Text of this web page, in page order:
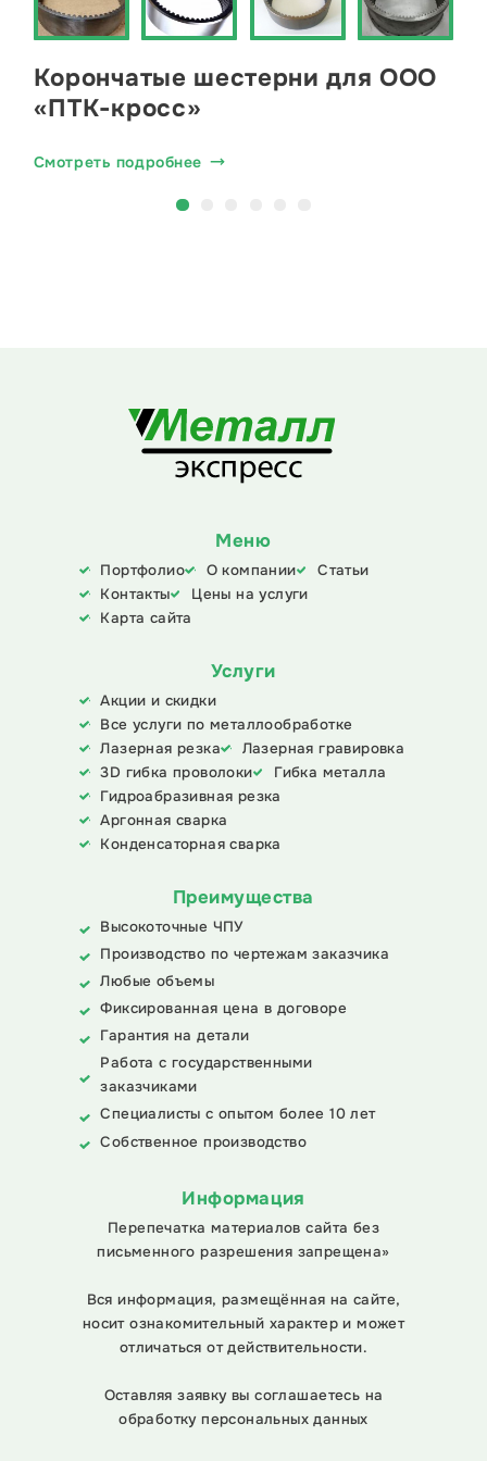
Корончатые шестерни для ООО
«ПТК-кросс»
Смотреть подробнее
Меню
Портфолио О компании
Статьи
Контакты
Цены на услуги
Карта сайта
Услуги
Акции и скидки
Все услуги по металлообработке
Лазерная резка
Лазерная гравировка
3D гибка проволоки
Гибка металла
Гидроабразивная резка
Аргонная сварка
Конденсаторная сварка
Преимущества
Высокоточные ЧПУ
Производство по чертежам заказчика
Любые объемы
Фиксированная цена в договоре
Гарантия на детали
Работа с государственными
заказчиками
Специалисты с опытом более 10 лет
Собственное производство
Информация
Перепечатка материалов сайта без
письменного разрешения запрещена»
Вся информация, размещённая на сайте,
носит ознакомительный характер и может
отличаться от действительности.
Оставляя заявку вы соглашаетесь на
обработку персональных данных